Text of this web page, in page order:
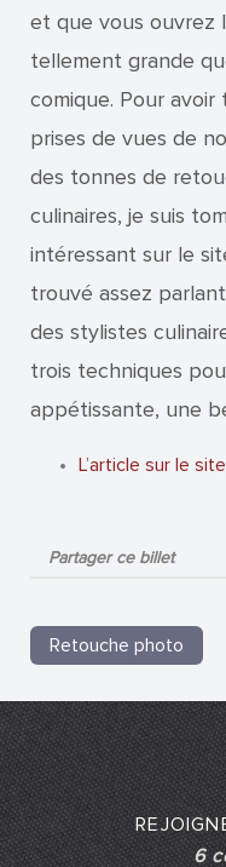
et que vous ouvrez
tellement grande
comique. Pour
prises de vues de
des tonnes de
culinaires, je suis
intéressant sur le
trouvé assez
des stylistes
trois techniques
appétissante, une
L’article sur le
Partager ce billet
Retouche photo
6